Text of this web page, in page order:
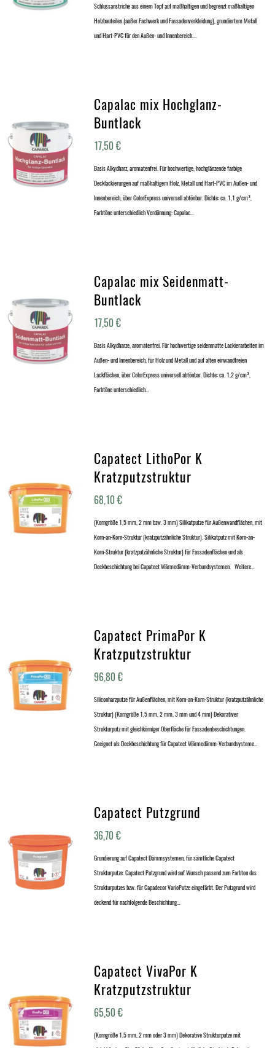
Schlussanstriche aus einem Topf auf maßhaltigen und begrenzt maßhaltigen
Holzbauteilen (außer Fachwerk und Fassadenverkleidung), grundiertem Metall
und Hart-PVC für den Außen- und Innenbereich.…
Capalac mix Hochglanz-
Buntlack
17,50€
Basis Alkydharz, aromatenfrei. Für hochwertige, hochglänzende farbige
Decklackierungen auf maßhaltigem Holz, Metall und Hart-PVC im Außen- und
Innenbereich, über ColorExpress universell abtönbar. Dichte: ca. 1,1 g/cm³,
Farbtöne unterschiedlich Verdünnung: Capalac…
Capalac mix Seidenmatt-
Buntlack
17,50€
Basis Alkydharze, aromatenfrei. Für hochwertige seidenmatte Lackierarbeiten im
Außen- und Innenbereich, für Holz und Metall und auf alten einwandfreien
Lackflächen, über ColorExpress universell abtönbar. Dichte: ca. 1,2 g/cm³,
Farbtöne unterschiedlich…
Capatect LithoPor K
Kratzputzstruktur
68,10€
(Korngröße 1,5 mm, 2 mm bzw. 3 mm) Silikatputze für Außenwandflächen, mit
Korn-an-Korn-Struktur (kratzputzähnliche Struktur). Silikatputz mit Korn-an-
Korn-Struktur (kratzputzähnliche Struktur) für Fassadenflächen und als
Deckbeschichtung bei Capatect Wärmedämm-Verbundsystemen. Weitere…
Capatect PrimaPor K
Kratzputzstruktur
96,80€
Siliconharzputze für Außenflächen, mit Korn-an-Korn-Struktur (kratzputzähnliche
Struktur) (Korngröße 1,5 mm, 2 mm, 3 mm und 4 mm) Dekorativer
Strukturputz mit gleichkörniger Oberfläche für Fassadenbeschichtungen.
Geeignet als Deckbeschichtung für Capatect Wärmedämm-Verbundsysteme…
Capatect Putzgrund
36,70€
Grundierung auf Capatect Dämmsystemen, für sämtliche Capatect
Strukturputze. Capatect Putzgrund wird auf Wunsch passend zum Farbton des
Strukturputzes bzw. für Capadecor VarioPutze eingefärbt. Der Putzgrund wird
deckend für nachfolgende Beschichtung…
Capatect VivaPor K
Kratzputzstruktur
65,50€
(Korngröße 1,5 mm, 2 mm oder 3 mm) Dekorative Strukturputze mit